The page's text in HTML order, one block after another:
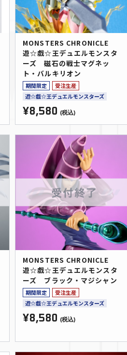
MONSTERS CHRONICLE
遊☆戯☆王デュエルモンスタ
ーズ 磁石の戦士マグネッ
ト・バルキリオン
期間限定
受注生産
遊☆戯☆王デュエルモンスターズ
¥8,580 (税込)
MONSTERS CHRONICLE
遊☆戯☆王デュエルモンスタ
ーズ ブラック・マジシャン
期間限定
受注生産
遊☆戯☆王デュエルモンスターズ
¥8,580 (税込)